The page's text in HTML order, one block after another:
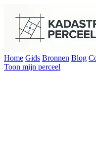
Home Gids Bronnen Blog
Toon mijn perceel